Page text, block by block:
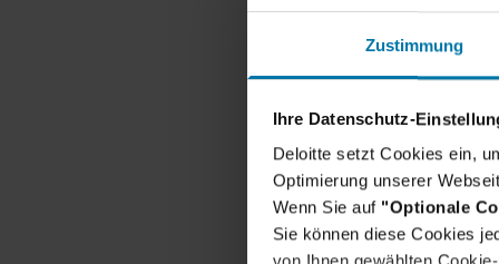
Zustimmung
Ihre Datenschutz-
Deloitte setzt Cookies ein,
Optimierung unserer
Wenn Sie auf "Optionale
Sie können diese Cookies